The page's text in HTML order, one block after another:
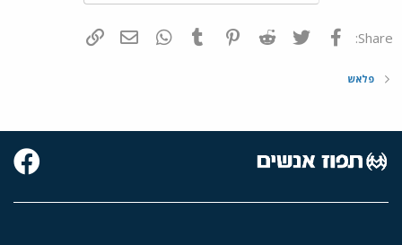
Share: פייסבוק Twitter
Reddit
Pinterest
Tumblr
WhatsAppדואר אלקטרוני
פלאש